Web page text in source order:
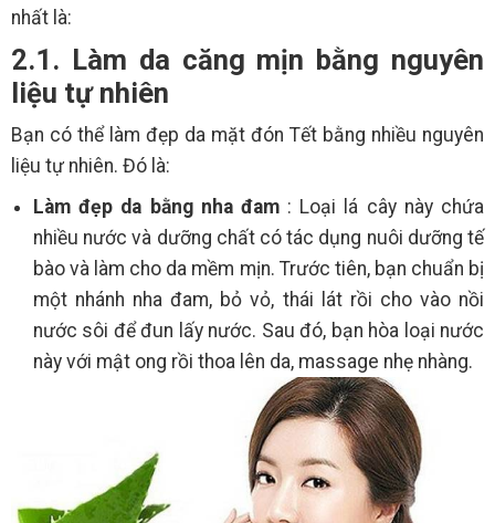
nhất là:
2.1. Làm da căng mịn bằng nguyên
liệu tự nhiên
Bạn có thể làm đẹp da mặt đón Tết bằng nhiều nguyên
liệu tự nhiên. Đó là:
Làm đẹp da bằng nha đam: Loại lá cây này chứa
nhiều nước và dưỡng chất có tác dụng nuôi dưỡng tế
bào và làm cho da mềm mịn. Trước tiên, bạn chuẩn bị
một nhánh nha đam, bỏ vỏ, thái lát rồi cho vào nồi
nước sôi để đun lấy nước. Sau đó, bạn hòa loại nước
này với mật ong rồi thoa lên da, massage nhẹ nhàng.